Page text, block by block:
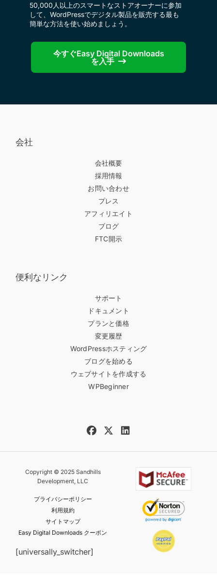
50,000人以上のスマートなストアオーナーに参加
して、WordPressでデジタル製品を販売する最も
簡単な方法を使い始めましょう。
今すぐEasy Digital Downloads
を入手
会社
会社概要
採用情報
お問い合わせ
プレス
アフィリエイト
ブログ
FTC開示
便利なリンク
サポート
ドキュメント
プランと価格
変更履歴
WordPressホスティング
ブログを始める
ウェブサイトを作成する
WPBeginner
Copyright © 2025 Sandhills
Development, LLC
プライバシーポリシー
利用規約
サイトマップ
Easy Digital Downloads クーポン
[universally_switcher]